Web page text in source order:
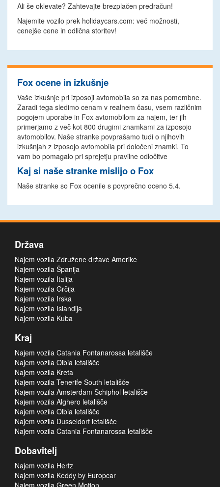
Ali še oklevate? Zahtevajte brezplačen predračun!
Najemite vozilo prek holidaycars.com: več možnosti,
cenejše cene in odlična storitev!
Fox ocene in izkušnje
Vaše izkušnje pri izposoji avtomobila so za nas pomembne.
Zaradi tega sledimo cenam v realnem času, vsem različnim
pogojem uporabe in Fox avtomobilom za najem, ter jih
primerjamo z več kot 800 drugimi znamkami za izposojo
avtomobilov. Naše stranke povprašamo tudi o njihovih
izkušnjah z izposojo avtomobila pri določeni znamki. To
vam bo pomagalo pri sprejetju pravilne odločitve
Kaj si naše stranke mislijo o Fox
Naše stranke so Fox ocenile s povprečno oceno 5.4.
Država
Najem vozila Združene države Amerike
Najem vozila Španija
Najem vozila Italija
Najem vozila Grčija
Najem vozila Irska
Najem vozila Islandija
Najem vozila Kuba
Kraj
Najem vozila Catania Fontanarossa letališče
Najem vozila Olbia letališče
Najem vozila Kreta
Najem vozila Tenerife South letališče
Najem vozila Amsterdam Schiphol letališče
Najem vozila Alghero letališče
Najem vozila Olbia letališče
Najem vozila Dusseldorf letališče
Najem vozila Catania Fontanarossa letališče
Dobavitelj
Najem vozila Hertz
Najem vozila Keddy by Europcar
Najem vozila Green Motion